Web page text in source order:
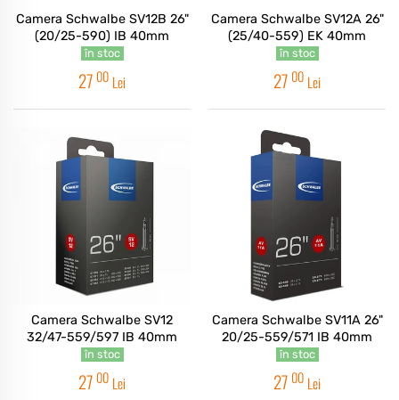
Camera Schwalbe SV12B 26"
(20/25-590) IB 40mm
în stoc
27 00 Lei
Camera Schwalbe SV12A 26"
(25/40-559) EK 40mm
în stoc
27 00 Lei
Camera Schwalbe SV12
32/47-559/597 IB 40mm
în stoc
27 00 Lei
Camera Schwalbe SV11A 26"
20/25-559/571 IB 40mm
în stoc
27 00 Lei